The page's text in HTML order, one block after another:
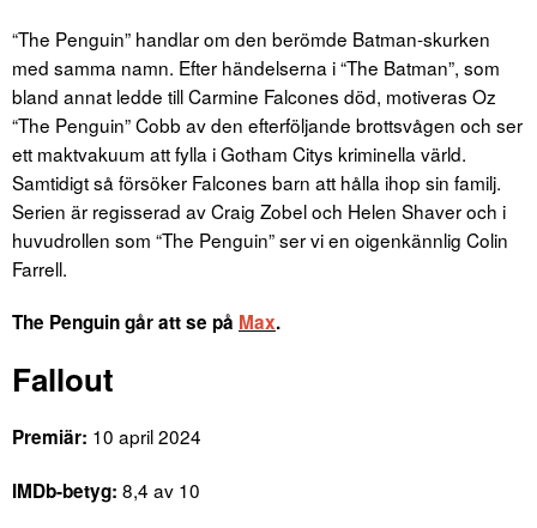
“The Penguin” handlar om den berömde Batman-skurken
med samma namn. Efter händelserna i “The Batman”, som
bland annat ledde till Carmine Falcones död, motiveras Oz
“The Penguin” Cobb av den efterföljande brottsvågen och ser
ett maktvakuum att fylla i Gotham Citys kriminella värld.
Samtidigt så försöker Falcones barn att hålla ihop sin familj.
Serien är regisserad av Craig Zobel och Helen Shaver och i
huvudrollen som “The Penguin” ser vi en oigenkännlig Colin
Farrell.
The Penguin går att se på Max.
Fallout
Premiär: 10 april 2024
IMDb-betyg: 8,4 av 10